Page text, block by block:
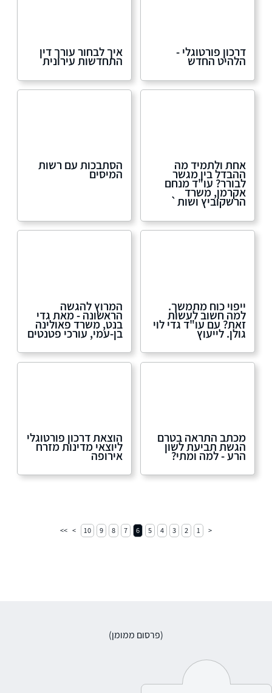
דרכון פורטוגלי -
הלהיט החדש
איך לבחור עורך דין
התחדשות עירונית
אחת ולתמיד מה
ההבדל בין מגשר
לבורר? עו"ד מנחם
אקרמן, משרד
הרשקוביץ ושות`
הסתבכות עם רשות
המיסים
ייפוי כוח מתמשך.
למה חשוב לעשות
זאת? עם עו"ד גדי לוי
גולן. לייעוץ
המרוץ להגשה
הראשונה - מאת גדי
בנט, משרד פאולינה
בן-עמי, עורכי פטנטים
מכתב התראה בטרם
הגשת תביעת לשון
הרע - למה ומתי?
הוצאת דרכון פורטוגלי
ליוצאי מדינות מזרח
אירופה
1
2
3
4
5
6
7
8
9
10
(פרסום ממומן)